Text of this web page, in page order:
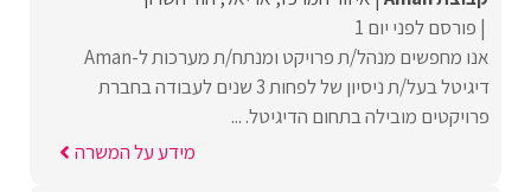
פורסם לפני יום 1
אנו מחפשים מנהל/ת פרויקט ומנתח/ת מערכות ל-Aman
דיגיטל בעל/ת ניסיון של לפחות 3 שנים לעבודה בחברת
פרויקטים מובילה בתחום הדיגיטל. ...
מידע על המשרה